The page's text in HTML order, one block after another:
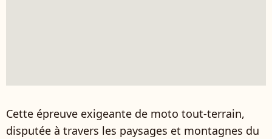
Cette épreuve exigeante de moto tout-terrain,
disputée à travers les paysages et montagnes du